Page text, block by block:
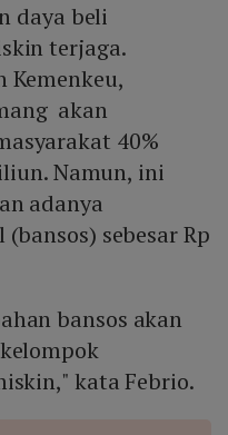
daya beli
terjaga.
akan
40%
Namun, ini
adanya
sebesar Rp
bansos akan
kata Febrio.